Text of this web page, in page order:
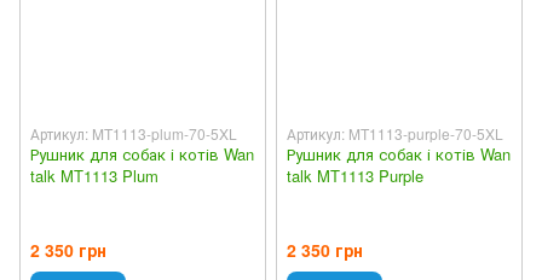
Артикул: MT1113-plum-70-5XL
Рушник для собак і котів Wan
talk MT1113 Plum
2 350 грн
Артикул: MT1113-purple-70-5XL
Рушник для собак і котів Wan
talk MT1113 Purple
2 350 грн